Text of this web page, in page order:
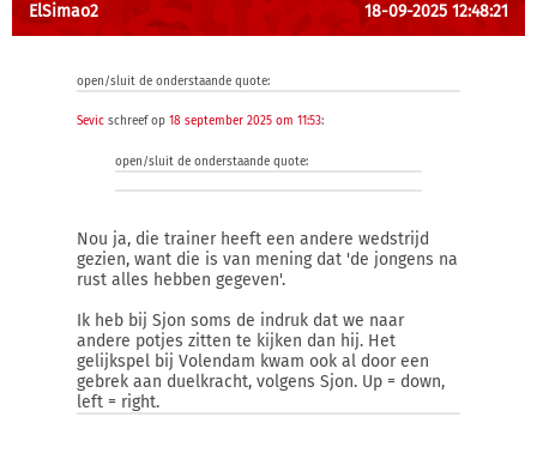
ElSimao2 18-09-2025 12:48:21
open/sluit de onderstaande quote:
Sevic schreef op 18 september 2025 om 11:53:
open/sluit de onderstaande quote:
Nou ja, die trainer heeft een andere wedstrijd
gezien, want die is van mening dat 'de jongens na
rust alles hebben gegeven'.
Ik heb bij Sjon soms de indruk dat we naar
andere potjes zitten te kijken dan hij. Het
gelijkspel bij Volendam kwam ook al door een
gebrek aan duelkracht, volgens Sjon. Up = down,
left = right.